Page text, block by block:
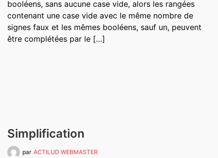
booléens, sans aucune case vide, alors les rangées
contenant une case vide avec le même nombre de
signes faux et les mêmes booléens, sauf un, peuvent
être complétées par le […]
Simplification
par ACTILUD WEBMASTER